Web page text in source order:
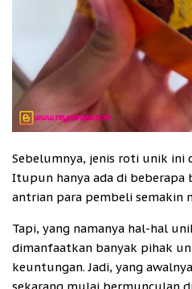
Sebelumnya, jenis roti unik ini
Itupun hanya ada di beberapa
antrian para pembeli semakin
Tapi, yang namanya hal-hal
dimanfaatkan banyak pihak
keuntungan. Jadi, yang